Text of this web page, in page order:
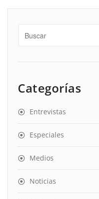
Categorías
Entrevistas
Especiales
Medios
Noticias